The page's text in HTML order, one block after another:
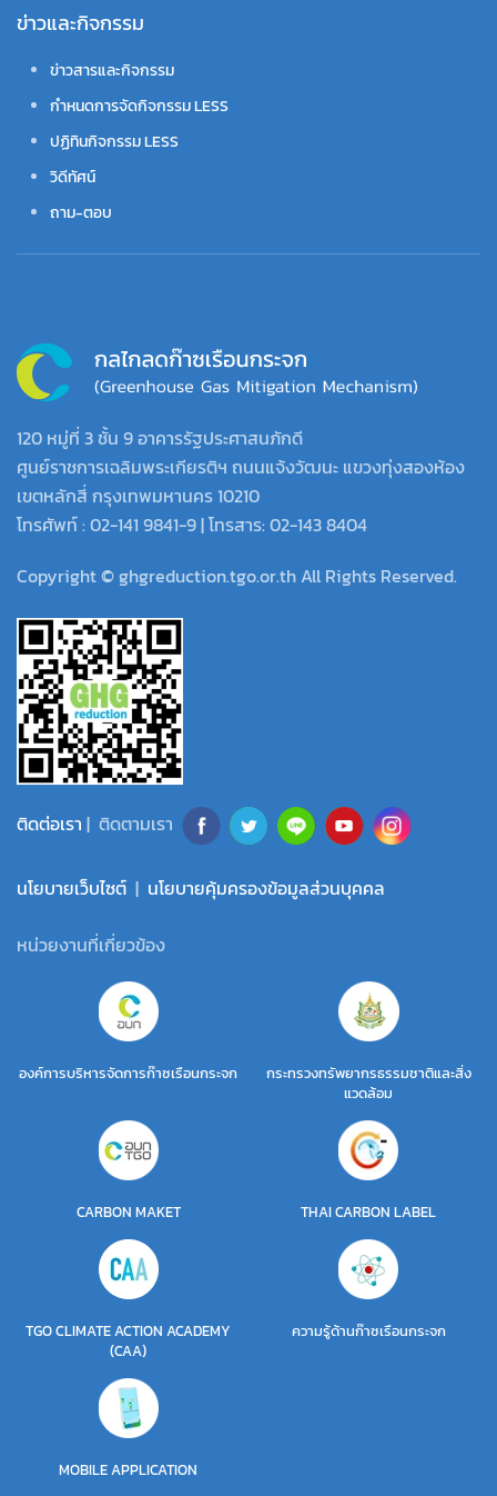
ข่าวและกิจกรรม
ข่าวสารและกิจกรรม
กำหนดการจัดกิจกรรม LESS
ปฏิทินกิจกรรม LESS
วิดีทัศน์
ถาม-ตอบ
120 หมู่ที่ 3 ชั้น 9 อาคารรัฐประศาสนภักดี
ศูนย์ราชการเฉลิมพระเกียรติฯ ถนนแจ้งวัฒนะ แขวงทุ่งสองห้อง
เขตหลักสี่ กรุงเทพมหานคร 10210
โทรศัพท์ : 02-141 9841-9 | โทรสาร: 02-143 8404
Copyright © ghgreduction.tgo.or.th All Rights Reserved.
ติดต่อเรา | ติดตามเรา
นโยบายเว็บไซต์ | นโยบายคุ้มครองข้อมูลส่วนบุคคล
หน่วยงานที่เกี่ยวข้อง
องค์การบริหารจัดการก๊าซเรือนกระจก
กระทรวงทรัพยากรธรรมชาติและสิ่ง
แวดล้อม
CARBON MAKET THAI CARBON LABEL
TGO CLIMATE ACTION ACADEMY
(CAA)
ความรู้ด้านก๊าซเรือนกระจก
MOBILE APPLICATION